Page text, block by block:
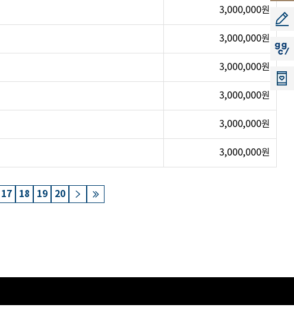
소리
공모
지지
3,000,000원
3,000,000원
3,000,000원
3,000,000원
3,000,000원
3,000,000원
17 18 19 20